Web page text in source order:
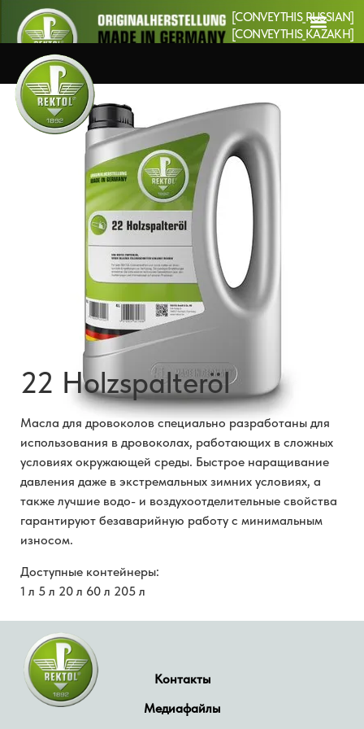
[CONVEYTHIS_RUSSIAN]
[CONVEYTHIS_KAZAKH]
22 Holzspalteröl
Масла для дровоколов специально разработаны для
использования в дровоколах, работающих в сложных
условиях окружающей среды. Быстрое наращивание
давления даже в экстремальных зимних условиях, а
также лучшие водо- и воздухоотделительные свойства
гарантируют безаварийную работу с минимальным
износом.
Доступные контейнеры:
1 л 5 л 20 л 60 л 205 л
Контакты
Медиафайлы